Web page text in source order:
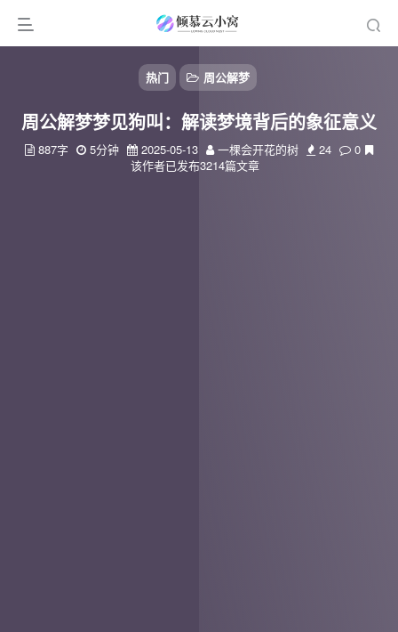
热门 周公解梦
周公解梦梦见狗叫：解读梦境背后的象征意义
887字 5分钟 2025-05-13 一棵会开花的树 24
0
该作者已发布3214篇文章